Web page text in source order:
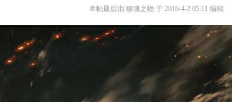
本帖最后由 噬魂之物 于 2016-4-2 05:11 编辑